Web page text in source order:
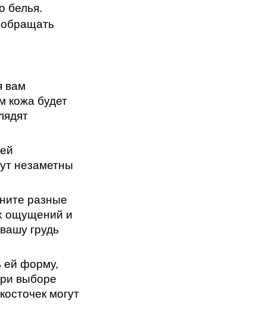
белья.
вам
кожа будет
незаметны
разные
ощущений и
грудь
ей форму,
выборе
могут